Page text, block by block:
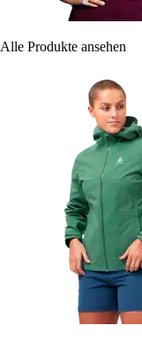
Alle Produkte ansehen